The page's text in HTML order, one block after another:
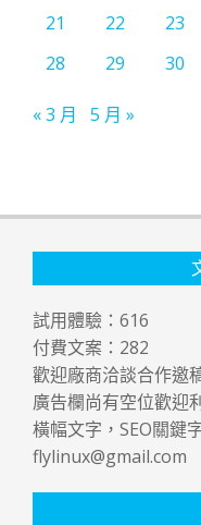
21
22 23
28
29 30
« 3 月 5 月 »
試用體驗： 616
付費文案： 282
歡迎廠商洽談合作邀
廣告欄尚有空位歡迎
橫幅文字，SEO關鍵
flylinux@gmail.com